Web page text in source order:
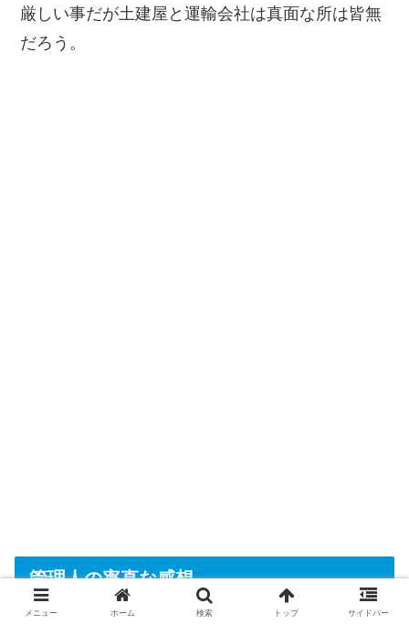
厳しい事だが土建屋と運輸会社は真面な所は皆無
だろう。
管理人の率直な感想
メニュー ホーム 検索 トップ サイドバー